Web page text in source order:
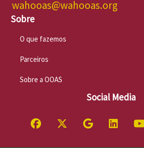
wahooas@wahooas.org
Sobre
O que fazemos
Parceiros
Sobre a OOAS
Social Media